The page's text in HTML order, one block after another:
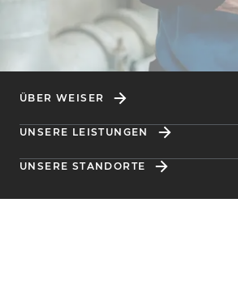
ÜBER WEISER
UNSERE LEISTUNGEN
UNSERE STANDORTE